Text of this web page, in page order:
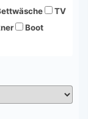
TV
Boot